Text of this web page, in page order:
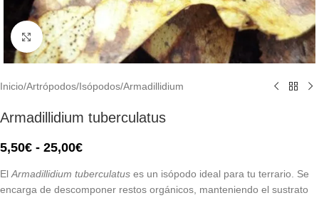
Click to enlarge
Inicio/Artrópodos/Isópodos/Armadillidium
Armadillidium tuberculatus
5,50€ - 25,00€
El Armadillidium tuberculatus es un isópodo ideal para tu terrario. Se
encarga de descomponer restos orgánicos, manteniendo el sustrato